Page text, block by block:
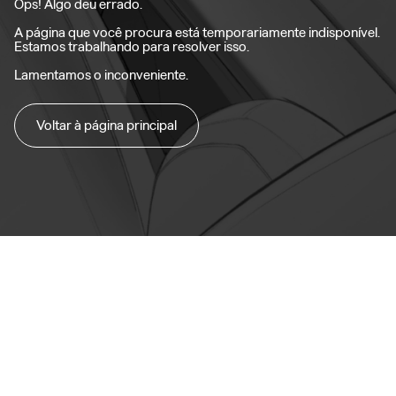
Ops! Algo deu errado.
A página que você procura está temporariamente indisponível.
Estamos trabalhando para resolver isso.
Lamentamos o inconveniente.
Voltar à página principal